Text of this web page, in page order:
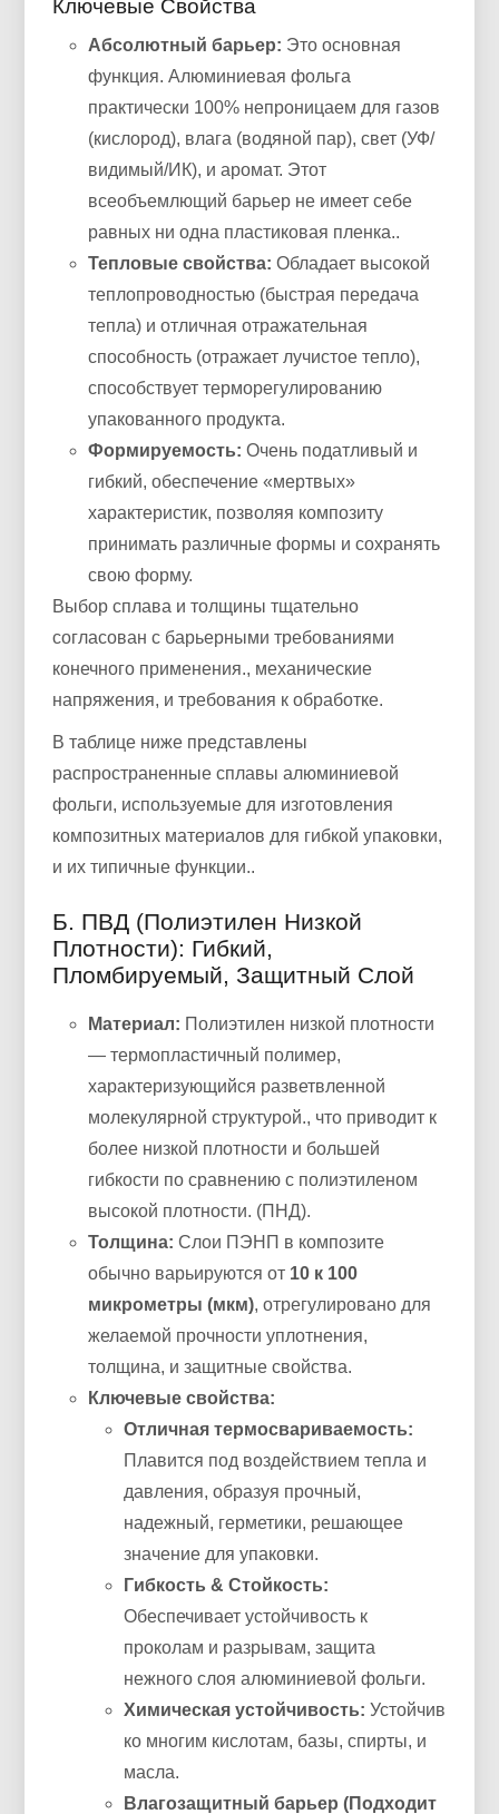
Ключевые Свойства
Абсолютный барьер: Это основная
функция. Алюминиевая фольга
практически 100% непроницаем для газов
(кислород), влага (водяной пар), свет (УФ/
видимый/ИК), и аромат. Этот
всеобъемлющий барьер не имеет себе
равных ни одна пластиковая пленка..
Тепловые свойства: Обладает высокой
теплопроводностью (быстрая передача
тепла) и отличная отражательная
способность (отражает лучистое тепло),
способствует терморегулированию
упакованного продукта.
Формируемость: Очень податливый и
гибкий, обеспечение «мертвых»
характеристик, позволяя композиту
принимать различные формы и сохранять
свою форму.
Выбор сплава и толщины тщательно
согласован с барьерными требованиями
конечного применения., механические
напряжения, и требования к обработке.
В таблице ниже представлены
распространенные сплавы алюминиевой
фольги, используемые для изготовления
композитных материалов для гибкой упаковки,
и их типичные функции..
Б. ПВД (Полиэтилен Низкой
Плотности): Гибкий,
Пломбируемый, Защитный Слой
Материал: Полиэтилен низкой плотности
— термопластичный полимер,
характеризующийся разветвленной
молекулярной структурой., что приводит к
более низкой плотности и большей
гибкости по сравнению с полиэтиленом
высокой плотности. (ПНД).
Толщина: Слои ПЭНП в композите
обычно варьируются от 10 к 100
микрометры (мкм), отрегулировано для
желаемой прочности уплотнения,
толщина, и защитные свойства.
Ключевые свойства:
Отличная термосвариваемость:
Плавится под воздействием тепла и
давления, образуя прочный,
надежный, герметики, решающее
значение для упаковки.
Гибкость & Стойкость:
Обеспечивает устойчивость к
проколам и разрывам, защита
нежного слоя алюминиевой фольги.
Химическая устойчивость: Устойчив
ко многим кислотам, базы, спирты, и
масла.
Влагозащитный барьер (Подходит